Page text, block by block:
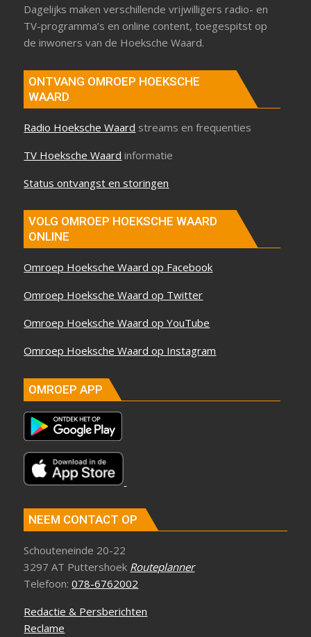
Dagelijks maken verschillende vrijwilligers radio- en
TV-programma’s en online content, toegespitst op
de inwoners van de Hoeksche Waard.
ONTVANG OMROEP HOEKSCHE
WAARD
Radio Hoeksche Waard streams en frequenties
TV Hoeksche Waard informatie
Status ontvangst en storingen
VOLG OMROEP HOEKSCHE WAARD
ONLINE
Omroep Hoeksche Waard op Facebook
Omroep Hoeksche Waard op Twitter
Omroep Hoeksche Waard op YouTube
Omroep Hoeksche Waard op Instagram
OMROEP APP
NEEM CONTACT OP
Schouteneinde 20-22
3297 AT Puttershoek Routeplanner
Telefoon:078-6762002
Redactie & Persberichten
Reclame